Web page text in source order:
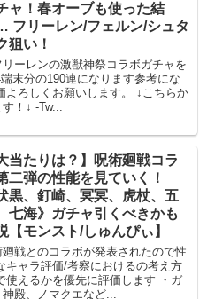
ャ！春オーブも使った結
フリーレン/フェルン/シュタ
狙い！
ーレンの激獣神祭コラボガチャを
末分の190連になります参考にな
よろしくお願いします。 ↓こちらか
！↓ -Tw...
当たりは？】呪術廻戦コラ
二弾の性能を見ていく！
黒、釘崎、冥冥、虎杖、五
七海》ガチャ引くべきかも
【モンスト/しゅんぴぃ】
戦とのコラボが発表されたので性
ャラ評価/考察におけるの考え方
えるかを優先に評価します ・ガ
殿、ノマクエなど...